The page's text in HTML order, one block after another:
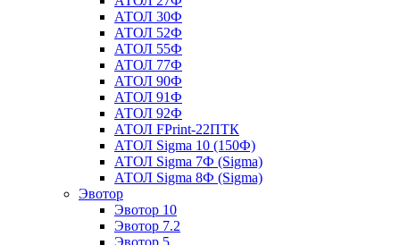
АТОЛ 30Ф
АТОЛ 52Ф
АТОЛ 55Ф
АТОЛ 77Ф
АТОЛ 90Ф
АТОЛ 91Ф
АТОЛ 92Ф
АТОЛ FPrint-22ПТК
АТОЛ Sigma 10 (150Ф)
АТОЛ Sigma 7Ф (Sigma)
АТОЛ Sigma 8Ф (Sigma)
Эвотор
Эвотор 10
Эвотор 7.2
Эвотор 5